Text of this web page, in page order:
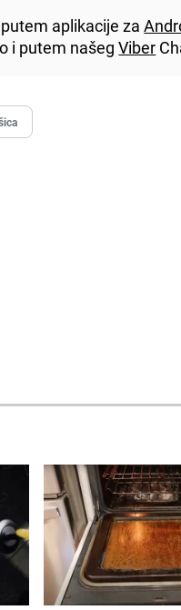
aplikacije za
i putem našegViber